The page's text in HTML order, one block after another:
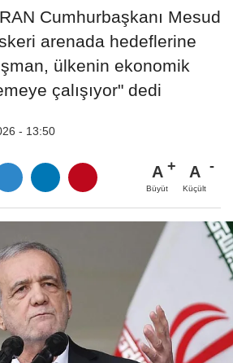
Cumhurbaşkanı Mesud
arenada hedeflerine
ülkenin ekonomik
çalışıyor" dedi
- 13:50
A
Büyüt
A
Küçült